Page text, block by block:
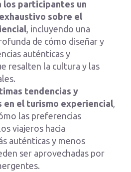
los participantes un
sobre el
, incluyendo una
de cómo diseñar y
auténticas y
resalten la cultura y las
tendencias y
en el turismo experiencial
las preferencias
viajeros hacia
auténticas y menos
ser aprovechadas por